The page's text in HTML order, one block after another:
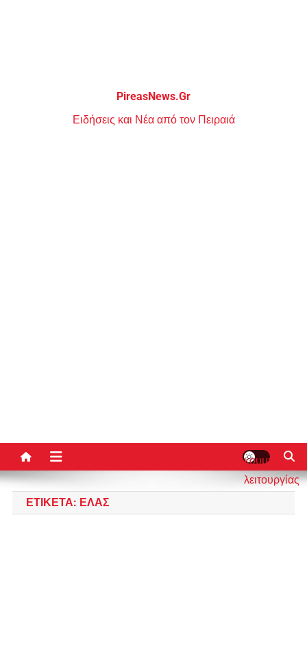
PireasNews.Gr
Ειδήσεις και Νέα από τον Πειραιά
κουμπί
λειτουργίας
ΕΤΙΚΈΤΑ: ΕΛΑΣ